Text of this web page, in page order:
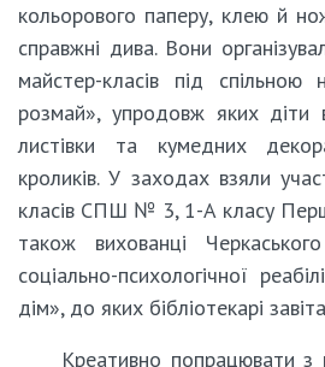
кольорового паперу, клею й
справжні дива. Вони
майстер-класів під спільною
розмай», упродовж яких діти
листівки та кумедних
кроликів. У заходах взяли
класів СПШ № 3, 1-А класу
також вихованці
соціально-психологічної
дім», до яких бібліотекарі
Креативно попрацювати з